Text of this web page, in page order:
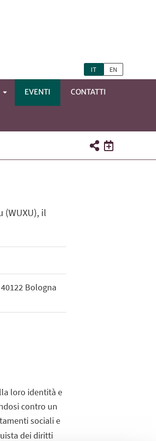
IT EN
EVENTI CONTATTI
(WUXU), il
Bologna
loro identità e
contro un
sociali e
dei diritti